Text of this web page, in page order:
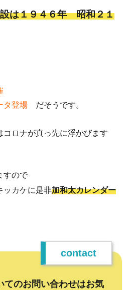
は１９４６年 昭和２１
タ登場 だそうです。
コロナが真っ先に浮かびます
すので
ッカケに是非加和太カレンダー
contact
てのお問い合わせはお気